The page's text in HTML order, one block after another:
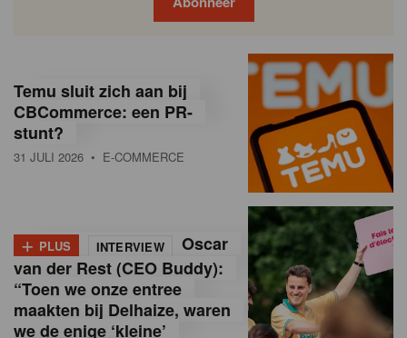
o
n
d
a
M
a
Temu sluit zich aan bij
CBCommerce: een PR-
stunt?
31 JULI 2026 • E-COMMERCE
+ PLUS INTERVIEW
Oscar
van der Rest (CEO Buddy):
“Toen we onze entree
maakten bij Delhaize, waren
we de enige ‘kleine’